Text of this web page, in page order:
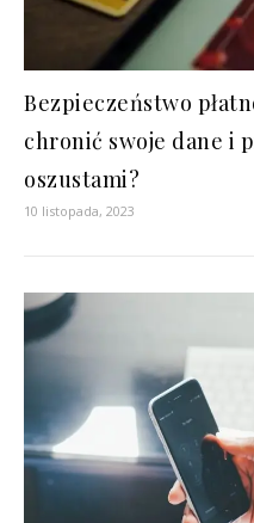
Bezpieczeństwo
chronić swoje dane i
oszustami?
10 listopada, 2023